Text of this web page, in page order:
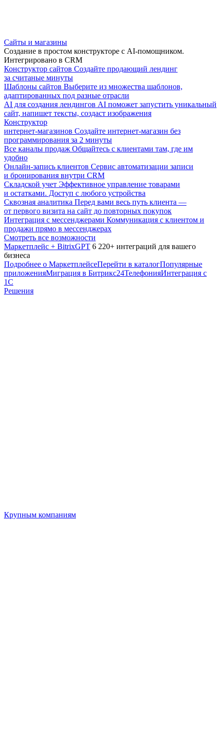
Сайты и магазины
Создание в простом конструкторе с AI-помощником.
Интегрировано в CRM
Конструктор сайтов Создайте продающий лендинг
за считаные минуты
Шаблоны сайтов Выберите из множества шаблонов,
адаптированных под разные отрасли
AI для создания лендингов AI поможет запустить уникальный
сайт, напишет тексты, создаст изображения
Конструктор
интернет-магазинов Создайте интернет-магазин без
программирования за 2 минуты
Все каналы продаж Общайтесь с клиентами там, где им
удобно
Онлайн-запись клиентов Сервис автоматизации записи
и бронирования внутри CRM
Складской учет Эффективное управление товарами
и остатками. Доступ с любого устройства
Сквозная аналитика Перед вами весь путь клиента —
от первого визита на сайт до повторных покупок
Интеграция с мессенджерами Коммуникация с клиентом и
продажи прямо в мессенджерах
Смотреть все возможности
Маркетплейс + BitrixGPT 6 220+ интеграций для вашего
бизнеса
Подробнее о МаркетплейсеПерейти в каталогПопулярные
приложенияМиграция в Битрикс24ТелефонияИнтеграция с
1С
Решения
Крупным компаниям